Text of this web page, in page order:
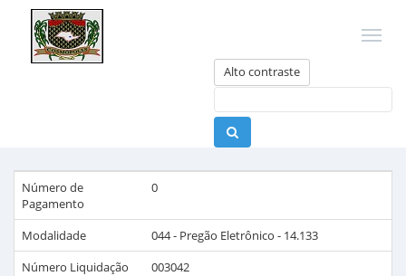
Alto contraste
Número de
Pagamento
0
Modalidade
044 - Pregão Eletrônico - 14.133
Número Liquidação
003042